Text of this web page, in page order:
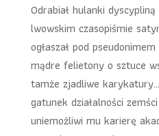
Odrabiał hulanki
lwowskim czasopiśmie
ogłaszał pod
mądre felietony o sztuce
tamże zjadliwe
gatunek działalności
uniemożliwi mu karierę